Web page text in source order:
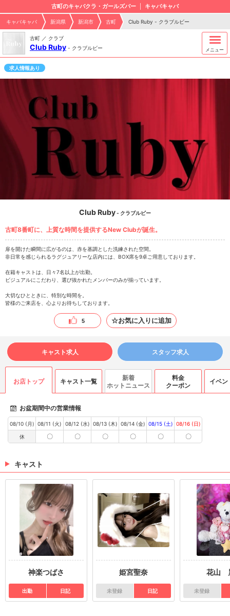
古町のキャバクラ・ガールズバー キャバキャバ
キャバキャバ 新潟県 新潟市 古町 Club Ruby - クラブルビー
古町 ／ クラブ
Club Ruby - クラブルビー メニュー
求人情報あり
Club Ruby- クラブルビー
古町8番町に、上質な時間を提供するNew Clubが誕生。
扉を開けた瞬間に広がるのは、赤を基調とした洗練された空間。
非日常を感じられるラグジュアリーな店内には、BOX席を9卓ご用意しております。
在籍キャストは、日々7名以上が出勤。
ビジュアルにこだわり、選び抜かれたメンバーのみが揃っています。
大切なひとときに、特別な時間を。
皆様のご来店を、心よりお待ちしております。
5 ☆お気に入りに追加
キャスト求人 スタッフ求人
お店トップ キャスト一覧
新着
ホットニュース
料金
クーポン
イベン
お盆期間中の営業情報
08/10 (月)
休
08/11 (火)
〇
08/12 (水)
〇
08/13 (木)
〇
08/14 (金)
〇
08/15 (土)
〇
08/16 (日)
〇
キャスト
神楽つばさ
出勤 日記
姫宮聖奈
未登録 日記
花山
未登録